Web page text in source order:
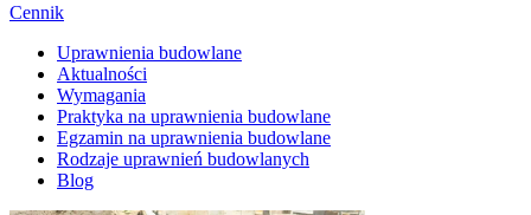
Cennik
Uprawnienia budowlane
Aktualności
Wymagania
Praktyka na uprawnienia budowlane
Egzamin na uprawnienia budowlane
Rodzaje uprawnień budowlanych
Blog